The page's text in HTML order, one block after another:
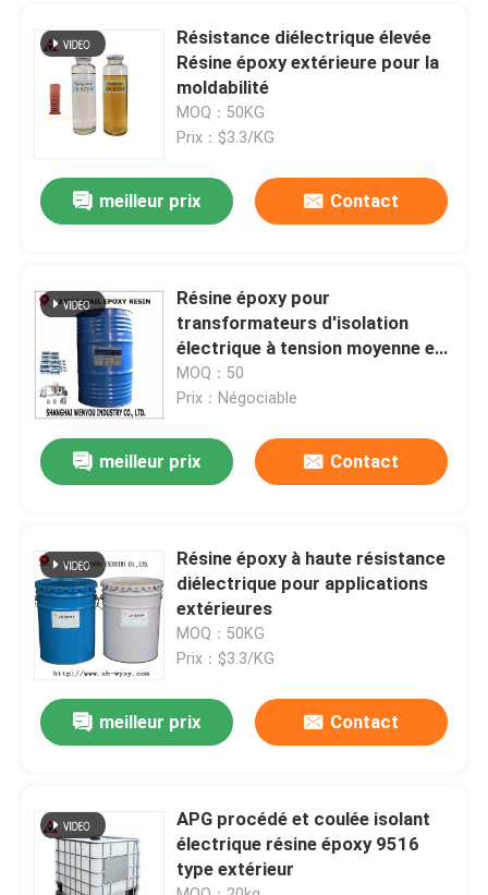
Produits
Vidéos
Le spectacle VR
Visite de l'usine
Contrôle de la qualité
Nous contacter
Blog
Demandez un devis
Résistance diélectrique élevée
Résine époxy extérieure pour la
moldabilité
MOQ：50KG
Prix：$3.3/KG
meilleur prix Contact
Résine époxy pour
transformateurs d'isolation
électrique à tension moyenne et
élevée
MOQ：50
Prix：Négociable
meilleur prix Contact
Résine époxy à haute résistance
diélectrique pour applications
extérieures
MOQ：50KG
Prix：$3.3/KG
meilleur prix Contact
APG procédé et coulée isolant
électrique résine époxy 9516
type extérieur